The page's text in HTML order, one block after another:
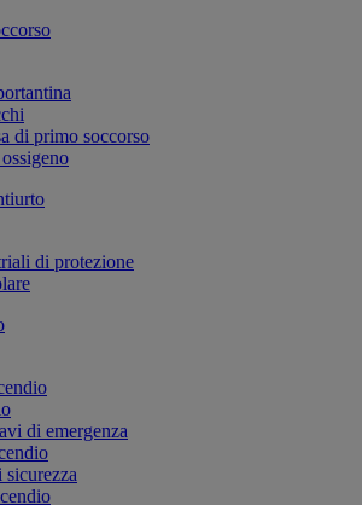
di primo soccorso
di protezione
di emergenza